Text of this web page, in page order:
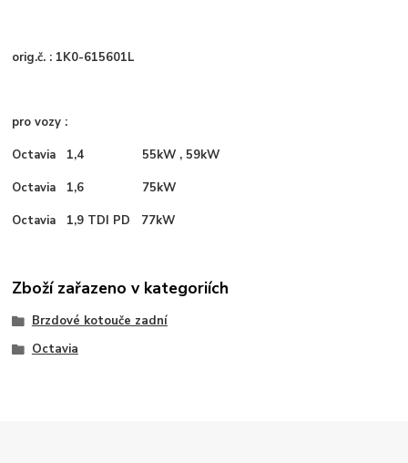
orig.č. : 1K0-615601L
pro vozy :
Octavia 1,4 55kW , 59kW
Octavia 1,6 75kW
Octavia 1,9 TDI PD 77kW
Zboží zařazeno v kategoriích
Brzdové kotouče zadní
Octavia